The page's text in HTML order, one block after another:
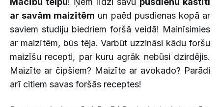
ar savām maizītēm un paēd pusdienas kopā ar
saviem studiju biedriem foršā veidā! Mainīsimies
ar maizītēm, būs tēja. Varbūt uzzināsi kādu foršu
maizīšu recepti, par kuru agrāk nebūsi dzirdējis.
Maizīte ar čipšiem? Maizīte ar avokado? Parādi
arī citiem savas foršās receptes!